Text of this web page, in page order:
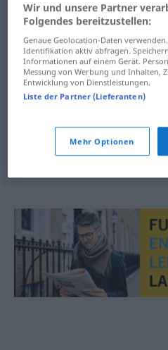
prebendary Pfründner KATH
beneficiary Pfründner KATH
incumbent Pfründner KATH
of anoldpeople’s
eines Altersheims
Wir und unsere Partner
Folgendes bereitzustellen:
Genaue Geolocation-Daten
Identifikation aktiv abfragen.
Informationen auf einem Gerät.
Messung von Werbung und Inhalten,
Entwicklung von Dienstleistungen.
Liste der Partner (Lieferanten)
Mehr Optionen